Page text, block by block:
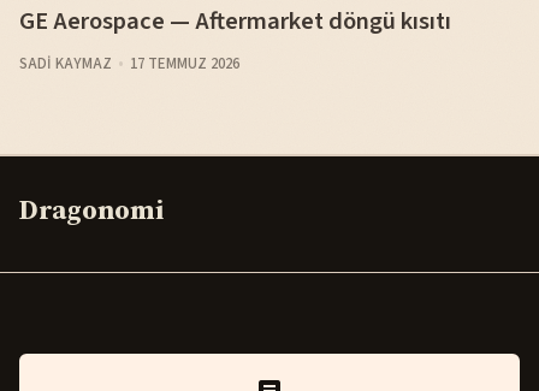
GE Aerospace — Aftermarket döngü kısıtı
SADI KAYMAZ 17 TEMMUZ 2026
Dragonomi